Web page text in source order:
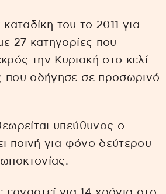
του το 2011 για
27 κατηγορίες που
την Κυριακή στο κελί
που οδήγησε σε προσωρινό
υπεύθυνος ο
ποινή για φόνο δεύτερου